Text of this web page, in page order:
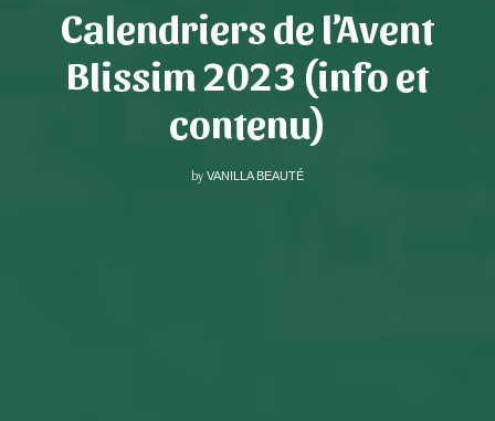
Calendriers de l’Avent
Blissim 2023 (info et
contenu)
by VANILLA BEAUTÉ